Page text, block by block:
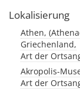
Lokalisierung
Athen,
Griechenland,
Art der
Akropolis-
Art der